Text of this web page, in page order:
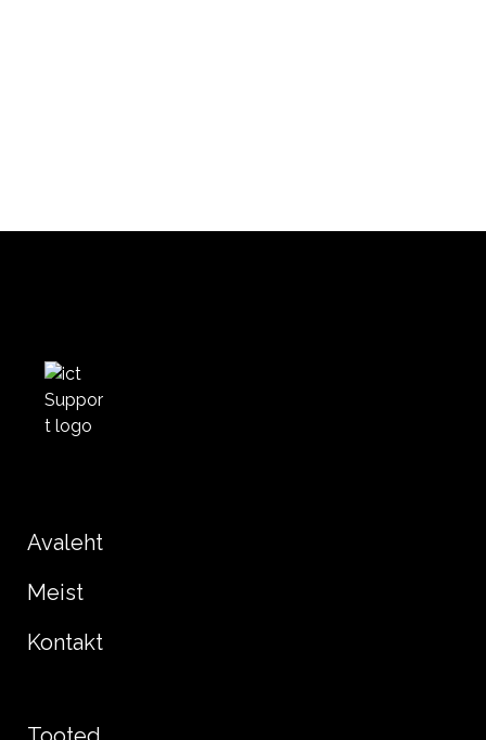
Avaleht
Meist
Kontakt